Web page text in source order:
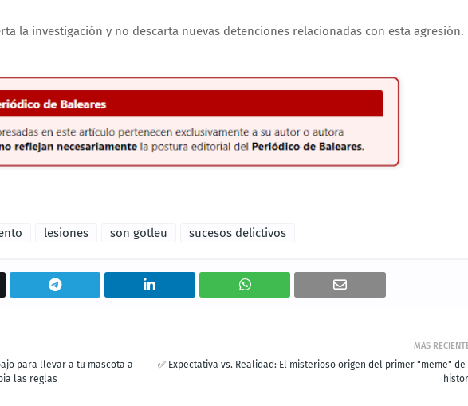
la investigación y no descarta nuevas detenciones relacionadas con esta agresión.
lesiones son gotleu sucesos delictivos
MÁS
✅ Expectativa vs. Realidad: El misterioso origen del primer "meme" de
para llevar a tu mascota a
las reglas